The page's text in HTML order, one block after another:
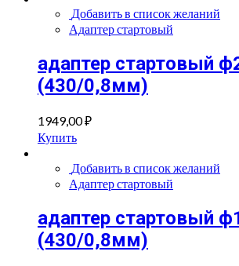
Добавить в список желаний
Адаптер стартовый
адаптер стартовый
(430/0,8мм)
1949,00₽
Купить
Добавить в список желаний
Адаптер стартовый
адаптер стартовый
(430/0,8мм)